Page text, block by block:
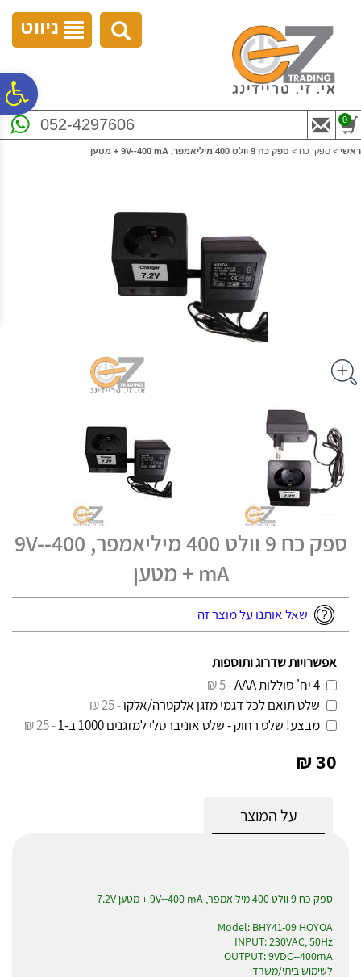
נגישות
ניווט
052-4297606 0
ראשי > ספקי כח > ספק כח 9 וולט 400 מיליאמפר, 9V--400 mA + מטען
ספק כח 9 וולט 400 מיליאמפר, 9V--400
mA + מטען
שאל אותנו על מוצר זה
אפשרויות שדרוג ותוספות
4 יח' סוללות AAA
- 5 ₪
שלט תואם לכל דגמי מזגן אלקטרה/אלקו- 25 ₪
מבצע! שלט רחוק - שלט אוניברסלי למזגנים 1000 ב-1
- 25 ₪
30 ₪
על המוצר
ספק כח 9 וולט 400 מיליאמפר, 9V--400 mA + מטען 7.2V
Model: BHY41-09 HOYOA
INPUT: 230VAC, 50Hz
OUTPUT: 9VDC--400mA
לשימוש ביתי/משרדי